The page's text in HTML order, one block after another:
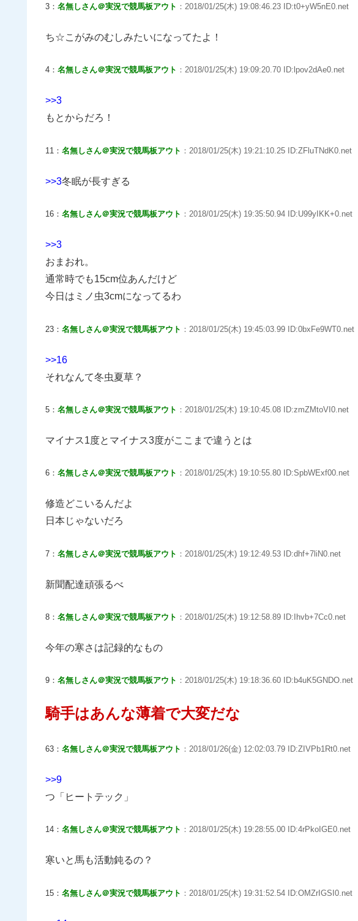
3： 名無しさん＠実況で競馬板アウト ：2018/01/25(木) 19:08:46.23 ID:t0+yW5nE0.net
ち☆こがみのむしみたいになってたよ！
4： 名無しさん＠実況で競馬板アウト ：2018/01/25(木) 19:09:20.70 ID:lpov2dAe0.net
>>3
もとからだろ！
11： 名無しさん＠実況で競馬板アウト ：2018/01/25(木) 19:21:10.25 ID:ZFluTNdK0.net
>>3冬眠が長すぎる
16： 名無しさん＠実況で競馬板アウト ：2018/01/25(木) 19:35:50.94 ID:U99yIKK+0.net
>>3
おまおれ。
通常時でも15cm位あんだけど
今日はミノ虫3cmになってるわ
23： 名無しさん＠実況で競馬板アウト ：2018/01/25(木) 19:45:03.99 ID:0bxFe9WT0.net
>>16
それなんて冬虫夏草？
5： 名無しさん＠実況で競馬板アウト ：2018/01/25(木) 19:10:45.08 ID:zmZMtoVI0.net
マイナス1度とマイナス3度がここまで違うとは
6： 名無しさん＠実況で競馬板アウト ：2018/01/25(木) 19:10:55.80 ID:SpbWExf00.net
修造どこいるんだよ
日本じゃないだろ
7： 名無しさん＠実況で競馬板アウト ：2018/01/25(木) 19:12:49.53 ID:dhf+7liN0.net
新聞配達頑張るべ
8： 名無しさん＠実況で競馬板アウト ：2018/01/25(木) 19:12:58.89 ID:Ihvb+7Cc0.net
今年の寒さは記録的なもの
9： 名無しさん＠実況で競馬板アウト ：2018/01/25(木) 19:18:36.60 ID:b4uK5GNDO.net
騎手はあんな薄着で大変だな
63： 名無しさん＠実況で競馬板アウト ：2018/01/26(金) 12:02:03.79 ID:ZIVPb1Rt0.net
>>9
つ「ヒートテック」
14： 名無しさん＠実況で競馬板アウト ：2018/01/25(木) 19:28:55.00 ID:4rPkoIGE0.net
寒いと馬も活動鈍るの？
15： 名無しさん＠実況で競馬板アウト ：2018/01/25(木) 19:31:52.54 ID:OMZrIGSI0.net